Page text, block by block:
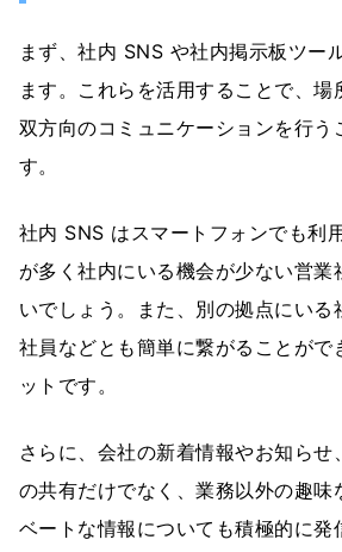
まず、社内 SNS や社内掲示板ツー
ます。これらを活用することで、場
双方向のコミュニケーションを行う
す。
社内 SNS はスマートフォンでも利
が多く社内にいる機会が少ない営業
いでしょう。また、別の拠点にいる
社員などとも簡単に繋がることがで
ットです。
さらに、会社の新着情報やお知ら
の共有だけでなく、業務以外の趣味
ベートな情報についても積極的に発